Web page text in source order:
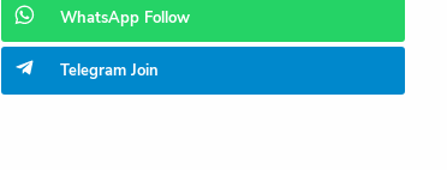
WhatsApp Follow
Telegram Join